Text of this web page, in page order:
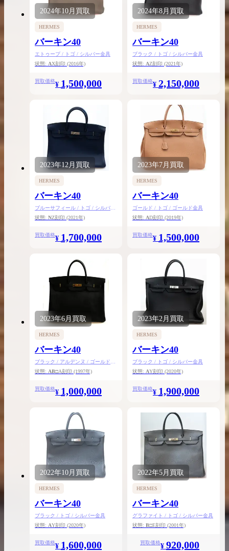
2024年10月 買取
HERMES
バーキン40
エトゥープ / トゴ / シルバー金具
状態: AX刻印 (2016年)
買取価格¥ 1,500,000
2024年8月 買取
HERMES
バーキン40
ブラック / トゴ / シルバー金具
状態: AZ刻印 (2021年)
買取価格¥ 2,150,000
2023年12月 買取
HERMES
バーキン40
ブルーサフィール / トゴ / シルバー
金具
状態: NZ刻印 (2021年)
買取価格¥ 1,700,000
2023年7月 買取
HERMES
バーキン40
ゴールド / トゴ / ゴールド金具
状態: AD刻印 (2019年)
買取価格¥ 1,500,000
2023年6月買取
HERMES
バーキン40
ブラック / アルデンヌ / ゴールド金
具
状態: AB□A刻印 (1997年)
買取価格¥ 1,000,000
2023年2月 買取
HERMES
バーキン40
ブラック / トゴ / シルバー金具
状態: AY刻印 (2020年)
買取価格¥ 1,900,000
2022年10月 買取
HERMES
バーキン40
ブラック / トゴ / シルバー金具
状態: AY刻印 (2020年)
買取価格¥ 1,600,000
2022年5月 買取
HERMES
バーキン40
グラファイト / トゴ / シルバー金具
状態: B□E刻印 (2001年)
買取価格¥ 920,000